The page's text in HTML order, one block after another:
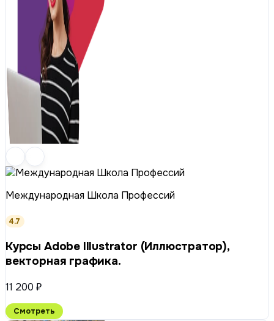
Международная Школа Профессий
4.7
Курсы Adobe Illustrator (Иллюстратор),
векторная графика.
11 200 ₽
Смотреть